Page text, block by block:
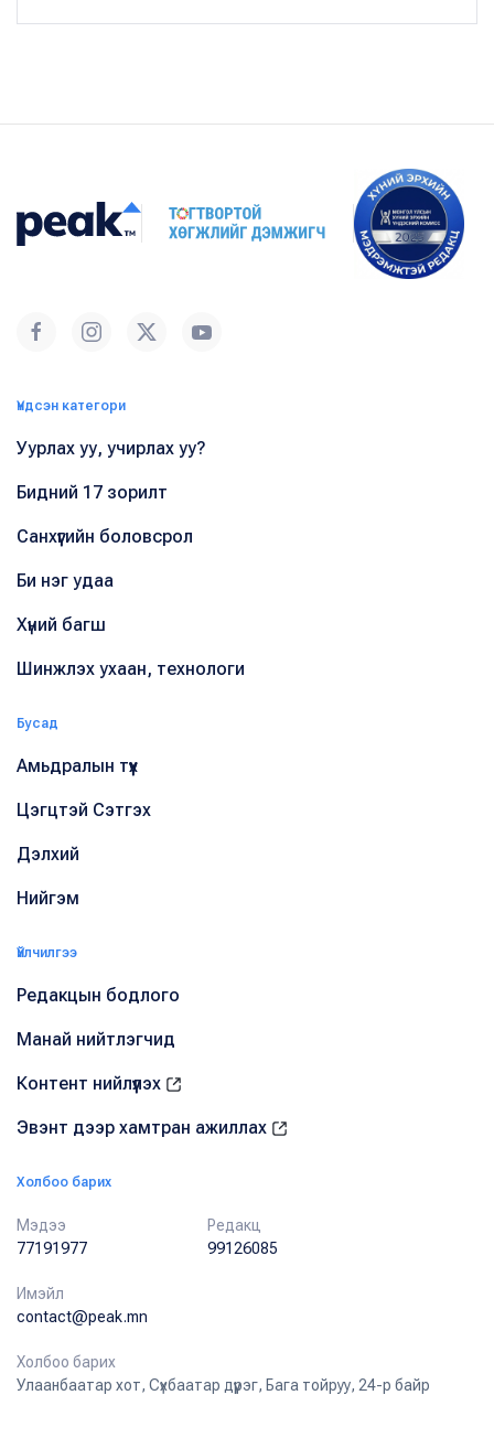
Үндсэн категори
Уурлах уу, учирлах уу?
Бидний 17 зорилт
Санхүүгийн боловсрол
Би нэг удаа
Хүний багш
Шинжлэх ухаан, технологи
Бусад
Амьдралын түүх
Цэгцтэй Сэтгэх
Дэлхий
Нийгэм
Үйлчилгээ
Редакцын бодлого
Манай нийтлэгчид
Контент нийлүүлэх
Эвэнт дээр хамтран ажиллах
Холбоо барих
Мэдээ
77191977
Редакц
99126085
Имэйл
contact@peak.mn
Холбоо барих
Улаанбаатар хот, Сүхбаатар дүүрэг, Бага тойруу, 24-р байр